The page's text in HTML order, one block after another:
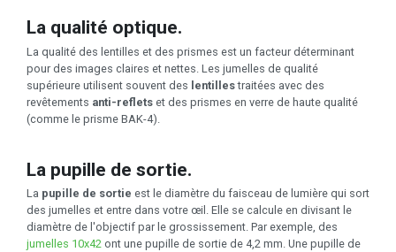
La qualité optique.
La qualité des lentilles et des prismes est un facteur déterminant
pour des images claires et nettes. Les jumelles de qualité
supérieure utilisent souvent des lentillestraitées avec des
revêtements anti-reflets et des prismes en verre de haute qualité
(comme le prisme BAK-4).
La pupille de sortie.
La pupille de sortie est le diamètre du faisceau de lumière qui sort
des jumelles et entre dans votre œil. Elle se calcule en divisant le
diamètre de l'objectif par le grossissement. Par exemple, des
jumelles 10x42 ont une pupille de sortie de 4,2 mm. Une pupille de